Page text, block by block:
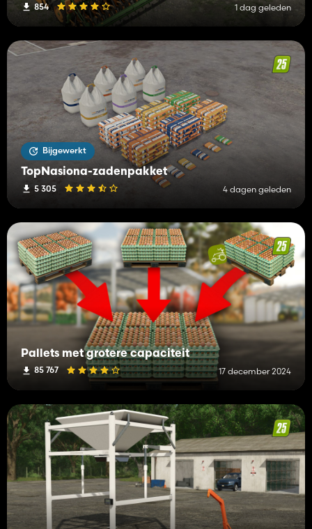
854 1 dag geleden
Bijgewerkt
TopNasiona-zadenpakket
5 305 4 dagen geleden
Pallets met grotere capaciteit
85 767 17 december 2024